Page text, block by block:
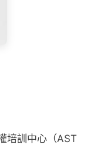
培訓中心（AST